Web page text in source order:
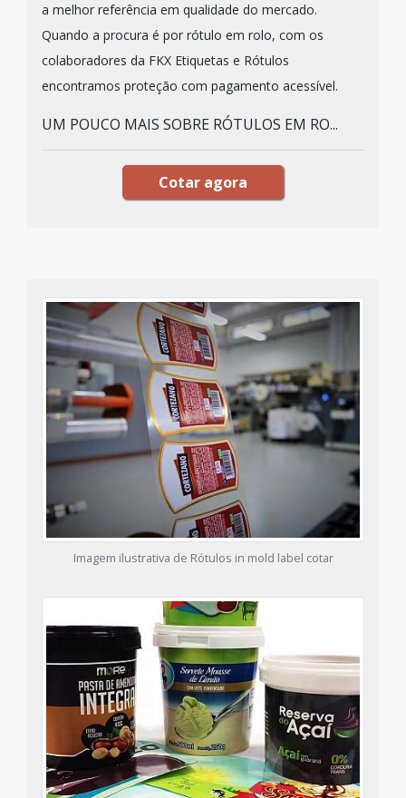
a melhor referência em qualidade do mercado.
Quando a procura é por rótulo em rolo, com os
colaboradores da FKX Etiquetas e Rótulos
encontramos proteção com pagamento acessível.
UM POUCO MAIS SOBRE RÓTULOS EM RO...
Cotar agora
Imagem ilustrativa de Rótulos in mold label cotar